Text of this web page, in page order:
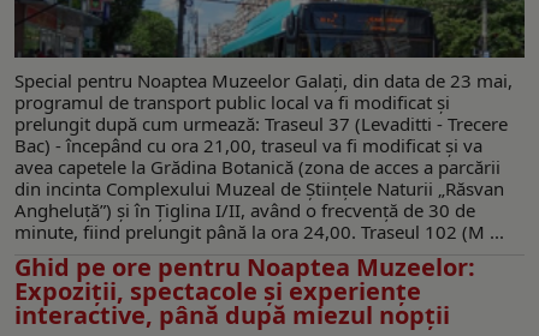
Special pentru Noaptea Muzeelor Galați, din data de 23 mai,
programul de transport public local va fi modificat și
prelungit după cum urmează: Traseul 37 (Levaditti - Trecere
Bac) - începând cu ora 21,00, traseul va fi modificat și va
avea capetele la Grădina Botanică (zona de acces a parcării
din incinta Complexului Muzeal de Științele Naturii „Răsvan
Angheluță”) și în Țiglina I/II, având o frecvență de 30 de
minute, fiind prelungit până la ora 24,00. Traseul 102 (M ...
Ghid pe ore pentru Noaptea Muzeelor:
Expoziţii, spectacole și experiențe
interactive, până după miezul nopții